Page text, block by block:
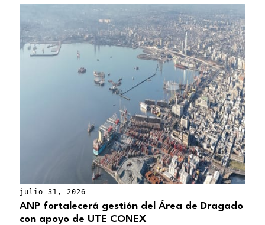
julio 31, 2026
ANP fortalecerá gestión del Área de Dragado
con apoyo de UTE CONEX